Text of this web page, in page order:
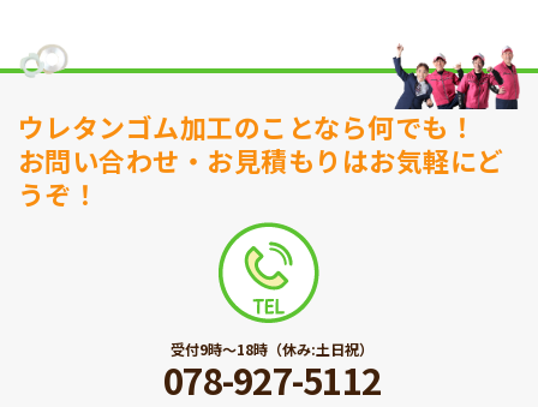
ウレタンゴム加工のことなら何でも！
お問い合わせ・お見積もりはお気軽にど
うぞ！
受付9時〜18時（休み:土日祝）
078-927-5112